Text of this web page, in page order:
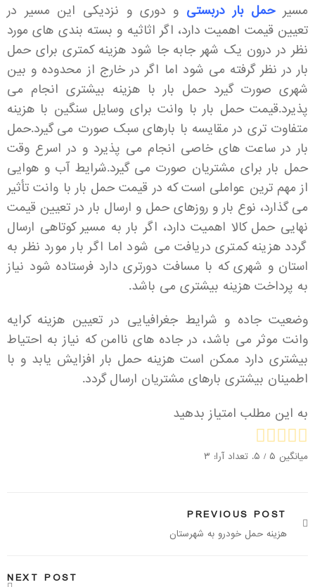
مسیرحمل بار دربستی و دوری و نزدیکی این مسیر در
تعیین قیمت اهمیت دارد، اگر اثاثیه و بسته بندی های مورد
نظر در درون یک شهر جابه جا شود هزینه کمتری برای حمل
بار در نظر گرفته می شود اما اگر در خارج از محدوده و بین
شهری صورت گیرد حمل بار با هزینه بیشتری انجام می
پذیرد.قیمت حمل بار با وانت برای وسایل سنگین با هزینه
متفاوت تری در مقایسه با بارهای سبک صورت می گیرد.حمل
بار در ساعت های خاصی انجام می پذیرد و در اسرع وقت
حمل بار برای مشتریان صورت می گیرد.شرایط آب و هوایی
از مهم ترین عواملی است که در قیمت حمل بار با وانت تأثیر
می گذارد، نوع بار و روزهای حمل و ارسال بار در تعیین قیمت
نهایی حمل کالا اهمیت دارد، اگر بار به مسیر کوتاهی ارسال
گردد هزینه کمتری دریافت می شود اما اگر بار مورد نظر به
استان و شهری که با مسافت دورتری دارد فرستاده شود نیاز
به پرداخت هزینه بیشتری می باشد.
وضعیت جاده و شرایط جغرافیایی در تعیین هزینه کرایه
وانت موثر می باشد، در جاده های ناامن که نیاز به احتیاط
بیشتری دارد ممکن است هزینه حمل بار افزایش یابد و با
اطمینان بیشتری بارهای مشتریان ارسال گردد.
به این مطلب امتیاز بدهید
میانگین ۵ / ۵. تعداد آرا: ۳
PREVIOUS POST
هزینه حمل خودرو به شهرستان
NEXT POST